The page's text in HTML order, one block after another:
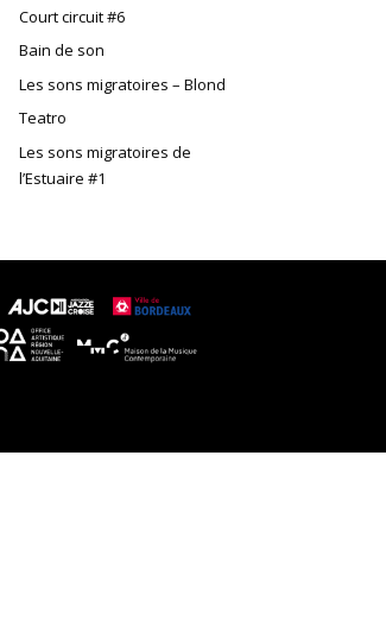
Court circuit #6
Bain de son
Les sons migratoires – Blond
Teatro
Les sons migratoires de
l’Estuaire #1